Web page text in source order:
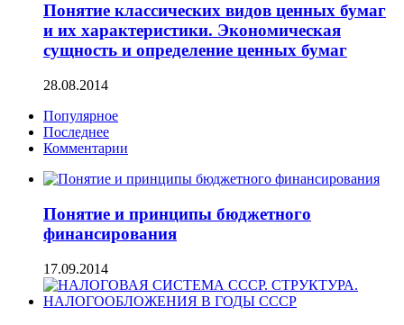
Понятие классических видов ценных бумаг
и их характеристики. Экономическая
сущность и определение ценных бумаг
28.08.2014
Популярное
Последнее
Комментарии
Понятие и принципы бюджетного
финансирования
17.09.2014